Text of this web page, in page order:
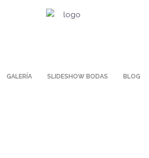
GALERÍA SLIDESHOW BODAS BLOG